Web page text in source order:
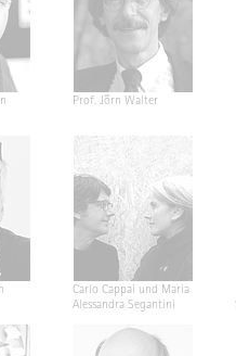
Prof. Jörn Walter
Carlo Cappai und Maria
Alessandra Segantini